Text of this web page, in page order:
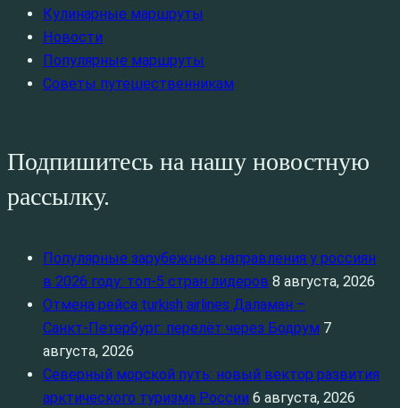
Кулинарные маршруты
Новости
Популярные маршруты
Советы путешественникам
Подпишитесь на нашу новостную
рассылку.
Популярные зарубежные направления у россиян
в 2026 году: топ‑5 стран лидеров 8 августа, 2026
Отмена рейса turkish airlines Даламан –
Санкт‑Петербург: перелёт через Бодрум 7
августа, 2026
Северный морской путь: новый вектор развития
арктического туризма России 6 августа, 2026